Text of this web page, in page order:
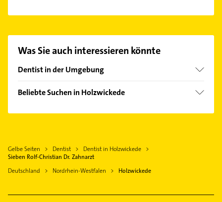
finden Sie alleKontaktdaten.
Was Sie auch interessieren könnte
Dentist in der Umgebung
Unna
Dortmund
Bergkamen
Lünen
Bönen
Beliebte Suchen in Holzwickede
Immobilien
Bauunternehmen
Gelbe Seiten Dentist
Dentist in Holzwickede
Sieben Rolf-Christian Dr. Zahnarzt
Deutschland
Nordrhein-Westfalen Holzwickede